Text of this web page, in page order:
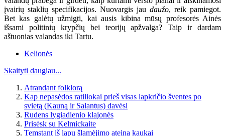
įvairių staklių specifikacijos. Nuovargis jau daužo, reik pamiegot.
Bet kas galėtų užmigti, kai ausis kibina mūsų profesorės Ainės
išsami politinių krypčių bei teorijų apžvalga? Taip ir dardam
aštuonias valandas iki Tartu.
Kelionės
Skaityti daugiau...
Atrandant folklorą
Kap nepasėdos ratiliokai prieš visas lapkričio šventes po
svietą (Kauną ir Salantus) davėsi
Rudens lygiadienio klajonės
Prisėsk su Kelmickaite
Temstant iš lapų šlamėjimo ateina kaukai